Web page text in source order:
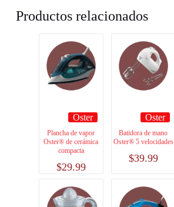
Productos relacionados
Oster
Plancha de vapor
Oster® de cerámica
compacta
$29.99
Oster
Batidora de mano
Oster® 5 velocidades
$39.99